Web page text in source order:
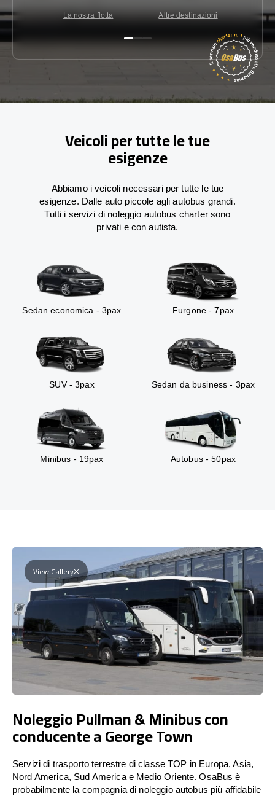
La nostra flotta Altre destinazioni
Veicoli per tutte le tue
esigenze
Abbiamo i veicoli necessari per tutte le tue
esigenze. Dalle auto piccole agli autobus grandi.
Tutti i servizi di noleggio autobus charter sono
privati e con autista.
Sedan economica - 3pax Furgone - 7pax
SUV - 3pax Sedan da business - 3pax
Minibus - 19pax Autobus - 50pax
View Gallery
Noleggio Pullman & Minibus con
conducente a George Town
Servizi di trasporto terrestre di classe TOP in Europa, Asia,
Nord America, Sud America e Medio Oriente. OsaBus è
probabilmente la compagnia di noleggio autobus più affidabile